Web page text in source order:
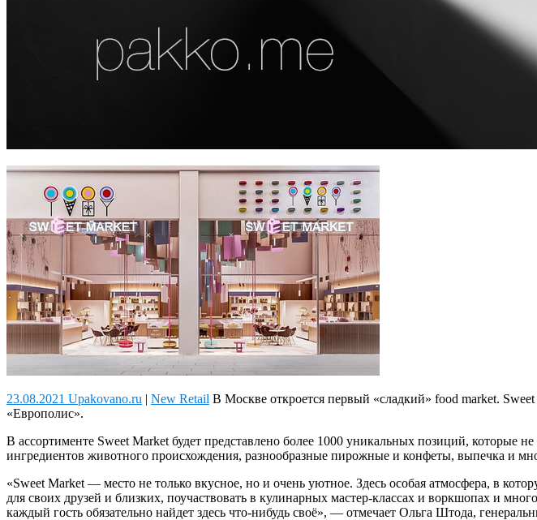
23.08.2021 Upakovano.ru | New Retail В Москве откроется первый «сладкий» food market.
«Европолис».
В ассортименте Sweet Market будет представлено более 1000 уникальных позиций, которые
ингредиентов животного происхождения, разнообразные пирожные и конфеты, выпечка и
«Sweet Market — место не только вкусное, но и очень уютное. Здесь особая атмосфера, в
для своих друзей и близких, поучаствовать в кулинарных мастер-классах и воркшопах и
каждый гость обязательно найдет здесь что-нибудь своё», — отмечает Ольга Штода,